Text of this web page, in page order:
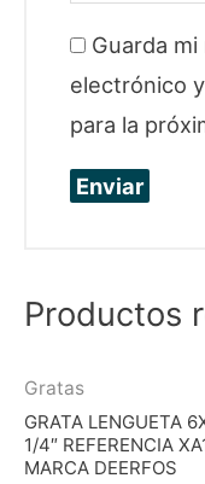
Guarda
electrónico
para la
Productos
Gratas
GRATA LENGUETA
1/4″ REFERENCIA
MARCA DEERFOS